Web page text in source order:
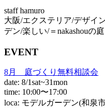
staff hamuro
大阪/エクステリア/デザイ
デン/楽しい/＝nakashouの庭
EVENT
8月 庭づくり無料相談会
date: 8/1sat~31mon
time: 10:00〜17:00
loca: モデルガーデン(和泉